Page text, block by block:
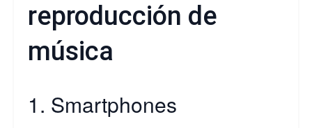
reproducción de
música
1. Smartphones